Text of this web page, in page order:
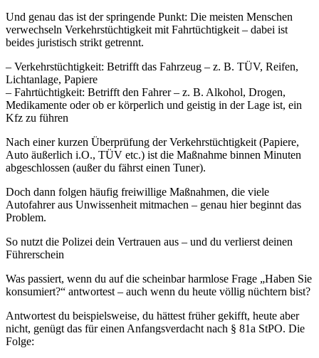
Und genau das ist der springende Punkt: Die meisten Menschen
verwechseln Verkehrstüchtigkeit mit Fahrtüchtigkeit – dabei ist
beides juristisch strikt getrennt.
– Verkehrstüchtigkeit: Betrifft das Fahrzeug – z. B. TÜV, Reifen,
Lichtanlage, Papiere
– Fahrtüchtigkeit: Betrifft den Fahrer – z. B. Alkohol, Drogen,
Medikamente oder ob er körperlich und geistig in der Lage ist, ein
Kfz zu führen
Nach einer kurzen Überprüfung der Verkehrstüchtigkeit (Papiere,
Auto äußerlich i.O., TÜV etc.) ist die Maßnahme binnen Minuten
abgeschlossen (außer du fährst einen Tuner).
Doch dann folgen häufig freiwillige Maßnahmen, die viele
Autofahrer aus Unwissenheit mitmachen – genau hier beginnt das
Problem.
So nutzt die Polizei dein Vertrauen aus – und du verlierst deinen
Führerschein
Was passiert, wenn du auf die scheinbar harmlose Frage „Haben Sie
konsumiert?“ antwortest – auch wenn du heute völlig nüchtern bist?
Antwortest du beispielsweise, du hättest früher gekifft, heute aber
nicht, genügt das für einen Anfangsverdacht nach § 81a StPO. Die
Folge: